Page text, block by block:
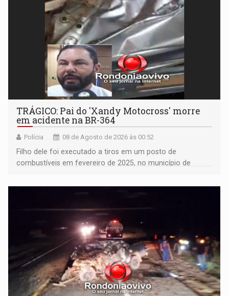
TRÁGICO: Pai do 'Xandy Motocross' morre
em acidente na BR-364
Polícia 08 de Agosto de 2026 às 00:52
Filho dele foi executado a tiros em um posto de
combustíveis em fevereiro de 2025, no município de